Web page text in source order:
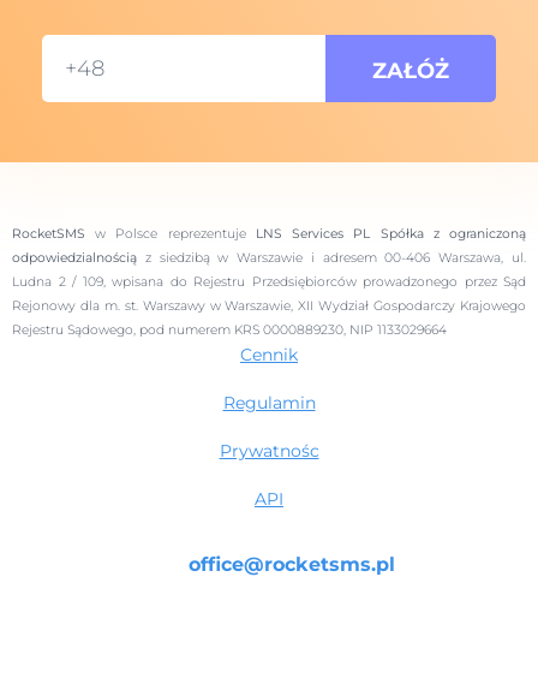
RocketSMS w Polsce reprezentuje LNS Services PL Spółka z ograniczoną
odpowiedzialnością z siedzibą w Warszawie i adresem 00-406 Warszawa, ul.
Ludna 2 / 109, wpisana do Rejestru Przedsiębiorców prowadzonego przez Sąd
Rejonowy dla m. st. Warszawy w Warszawie, XII Wydział Gospodarczy Krajowego
Rejestru Sądowego, pod numerem KRS 0000889230, NIP 1133029664
Cennik
Regulamin
Prywatnośc
API
office@rocketsms.pl